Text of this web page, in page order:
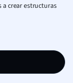
a crear estructuras